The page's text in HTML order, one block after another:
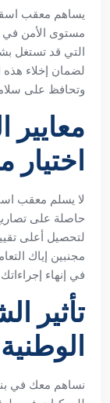
يساهم معقب
مستوى الأمن في
التي قد تستغل
لضمان إخلاء هذه
وتحافظ على
اختيار
لا يسلم معقب
حاصلة على
لتحصيل أعلى
مجنبين إياك
في إنهاء
تأثير
نساهم معك في